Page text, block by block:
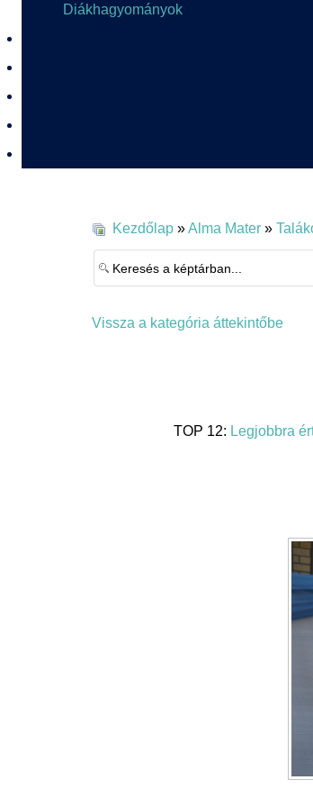
Diákhagyományok
Kezdőlap »Alma Mater »
Vissza a kategória áttekintőbe
TOP 12: Legjobbra